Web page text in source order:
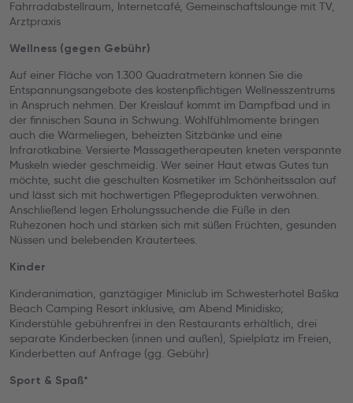
Fahrradabstellraum, Internetcafé, Gemeinschaftslounge mit TV,
Arztpraxis
Wellness (gegen Gebühr)
Auf einer Fläche von 1.300 Quadratmetern können Sie die
Entspannungsangebote des kostenpflichtigen Wellnesszentrums
in Anspruch nehmen. Der Kreislauf kommt im Dampfbad und in
der finnischen Sauna in Schwung. Wohlfühlmomente bringen
auch die Wärmeliegen, beheizten Sitzbänke und eine
Infrarotkabine. Versierte Massagetherapeuten kneten verspannte
Muskeln wieder geschmeidig. Wer seiner Haut etwas Gutes tun
möchte, sucht die geschulten Kosmetiker im Schönheitssalon auf
und lässt sich mit hochwertigen Pflegeprodukten verwöhnen.
Anschließend legen Erholungssuchende die Füße in den
Ruhezonen hoch und stärken sich mit süßen Früchten, gesunden
Nüssen und belebenden Kräutertees.
Kinder
Kinderanimation, ganztägiger Miniclub im Schwesterhotel Baška
Beach Camping Resort inklusive, am Abend Minidisko;
Kinderstühle gebührenfrei in den Restaurants erhältlich, drei
separate Kinderbecken (innen und außen), Spielplatz im Freien,
Kinderbetten auf Anfrage (gg. Gebühr)
Sport & Spaß*